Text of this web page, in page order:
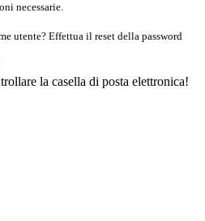
necessarie.
utente? Effettua il reset della password
la casella di posta elettronica!